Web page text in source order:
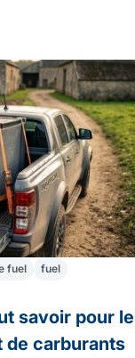
fuel fuel
savoir pour le
de carburants